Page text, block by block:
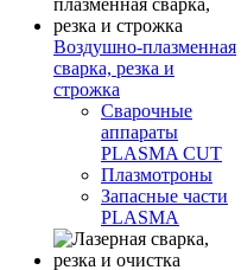
Воздушно-плазменная
сварка, резка и
строжка
Сварочные
аппараты
PLASMA CUT
Плазмотроны
Запасные части
PLASMA